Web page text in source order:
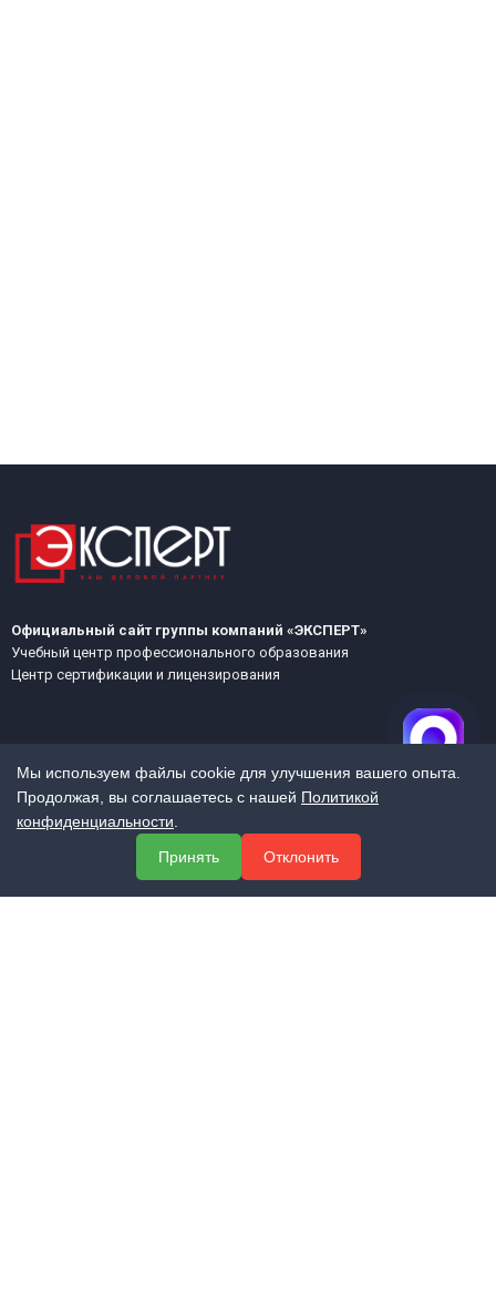
Официальный сайт группы компаний «ЭКСПЕРТ»
Учебный центр профессионального образования
Центр сертификации и лицензирования
МЕНЮ
Мы используем файлы cookie для улучшения вашего опыта.
Продолжая, вы соглашаетесь с нашей Политикой
конфиденциальности
Принять
Отклонить